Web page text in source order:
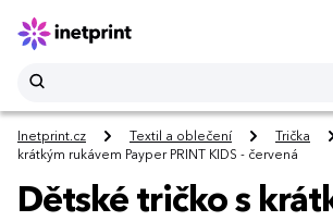
Inetprint.cz Textil a oblečení Trička
krátkým rukávem Payper PRINT KIDS - červená
Dětské tričko s